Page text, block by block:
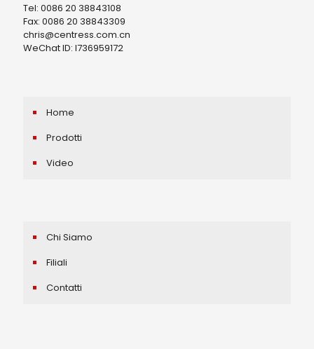
Tel: 0086 20 38843108
Fax: 0086 20 38843309
chris@centress.com.cn
WeChat ID: I736959172
Home
Prodotti
Video
Chi Siamo
Filiali
Contatti